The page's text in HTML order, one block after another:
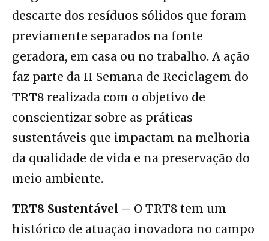
descarte dos resíduos sólidos que foram
previamente separados na fonte
geradora, em casa ou no trabalho. A ação
faz parte da II Semana de Reciclagem do
TRT8 realizada com o objetivo de
conscientizar sobre as práticas
sustentáveis que impactam na melhoria
da qualidade de vida e na preservação do
meio ambiente.
TRT8 Sustentável – O TRT8 tem um
histórico de atuação inovadora no campo